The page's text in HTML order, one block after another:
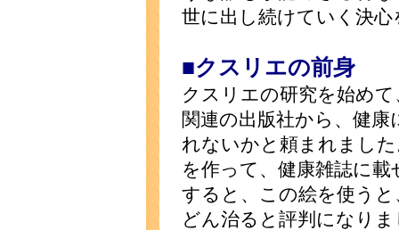
世に出し続けていく決
■クスリエの前身
クスリエの研究を始め
関連の出版社から、健
れないかと頼まれまし
を作って、健康雑誌に
すると、この絵を使う
どん治ると評判になり